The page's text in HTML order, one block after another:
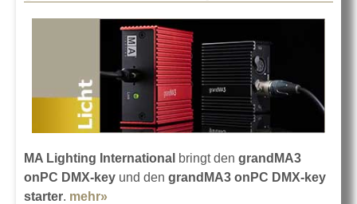
MA Lighting International bringt den grandMA3
onPC DMX-key und den grandMA3 onPC DMX-key
starter. mehr»